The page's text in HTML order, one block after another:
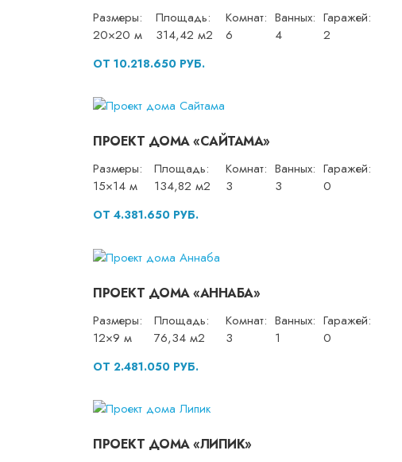
Размеры:
20×20 м
Площадь:
314,42 м2
Комнат:
6
Ванных:
4
Гаражей:
2
ОТ 10.218.650 РУБ.
ПРОЕКТ ДОМА «САЙТАМА»
Размеры:
15×14 м
Площадь:
134,82 м2
Комнат:
3
Ванных:
3
Гаражей:
0
ОТ 4.381.650 РУБ.
ПРОЕКТ ДОМА «АННАБА»
Размеры:
12×9 м
Площадь:
76,34 м2
Комнат:
3
Ванных:
1
Гаражей:
0
ОТ 2.481.050 РУБ.
ПРОЕКТ ДОМА «ЛИПИК»